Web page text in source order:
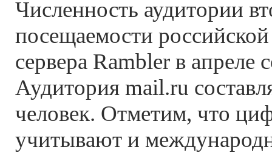
Численность аудитории
посещаемости
сервера Rambler в апреле
Аудитория mail.ru
человек. Отметим, что
учитывают и